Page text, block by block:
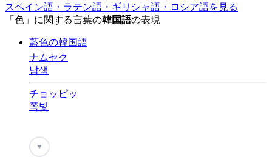
スペイン語・ラテン語・ギリシャ語・ロシア語を見る
「色」に関する言葉の韓国語の表現
藍色の韓国語
ナムセク
남색
チョッピッ
쪽빛
♥